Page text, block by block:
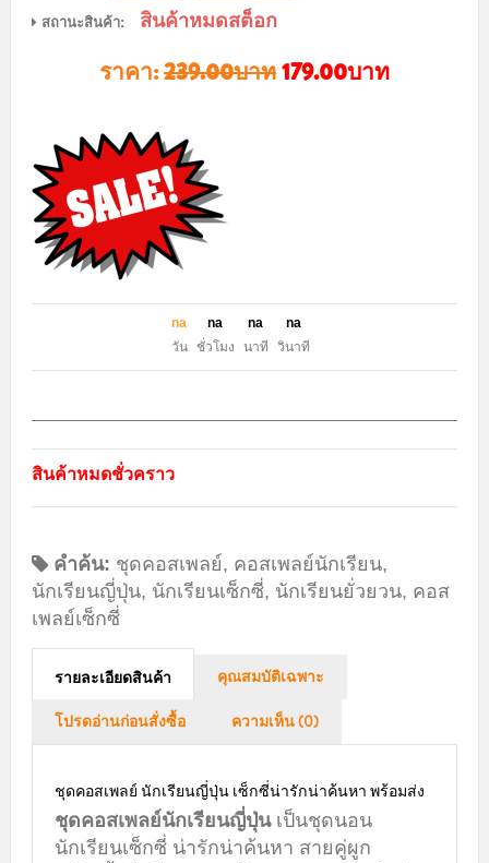
สถานะสินค้า: สินค้าหมดสต็อก
ราคา:239.00บาท179.00บาท
na
วัน
na
ชั่วโมง
na
นาที
na
วินาที
สินค้าหมดชั่วคราว
คำค้น: ชุดคอสเพลย์, คอสเพลย์นักเรียน,
นักเรียนญี่ปุ่น, นักเรียนเซ็กซี่, นักเรียนยั่วยวน, คอส
เพลย์เซ็กซี่
รายละเอียดสินค้า คุณสมบัติเฉพาะ
โปรดอ่านก่อนสั่งซื้อ ความเห็น (0)
ชุดคอสเพลย์ นักเรียนญี่ปุ่น เซ็กซี่น่ารักน่าค้นหา พร้อมส่ง
ชุดคอสเพลย์นักเรียนญี่ปุ่นเป็นชุดนอน
นักเรียนเซ็กซี่ น่ารักน่าค้นหา สายคู่ผูก